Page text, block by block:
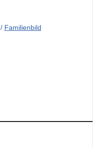
Familienbild